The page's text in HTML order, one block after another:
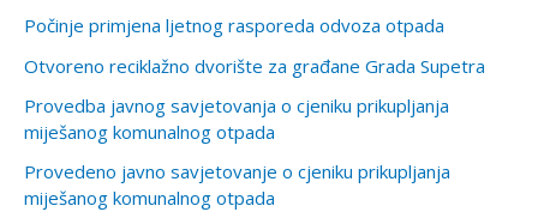
Počinje primjena ljetnog rasporeda odvoza otpada
Otvoreno reciklažno dvorište za građane Grada Supetra
Provedba javnog savjetovanja o cjeniku prikupljanja
miješanog komunalnog otpada
Provedeno javno savjetovanje o cjeniku prikupljanja
miješanog komunalnog otpada